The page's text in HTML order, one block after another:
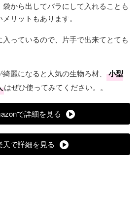
袋から出してバラにして入れることも
リットもあります。
っているので、片手で出来てとても
麗になると人気の生物ろ材、
小型
はぜひ使ってみてください。。
で詳細を見る
天で詳細を見る